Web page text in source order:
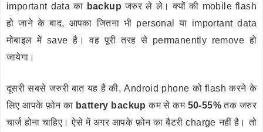
important data का backup जरुर ले ले। क्यों की mobile flash
हो जाने के बाद, आपका जितना भी personal या important data
मोबाइल में save है। वह पूरी तरह से permanently remove हो
जायेगा।
दूसरी सबसे जरुरी बात यह है की, Android phone को flash करने के
लिए आपके फ़ोन का battery backup कम से कम 50-55%तक जरुर
चार्ज होना चाहिए। ऐसे में अगर आपके फ़ोन का बैटरी charge नहीं है। तो